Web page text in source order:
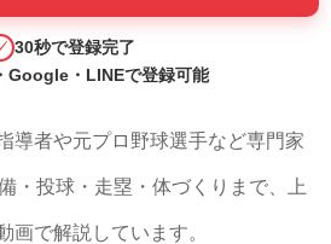
30秒で登録完了
Google・LINEで登録可能
導者や元プロ野球選手など専門家
・投球・走塁・体づくりまで、上
画で解説しています。